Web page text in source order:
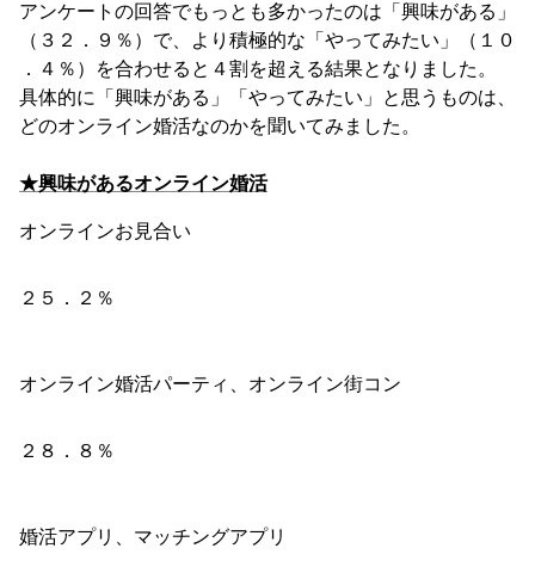
アンケートの回答でもっとも多かったのは「興味がある」
（３２．９％）で、より積極的な「やってみたい」（１０
．４％）を合わせると４割を超える結果となりました。
具体的に「興味がある」「やってみたい」と思うものは、
どのオンライン婚活なのかを聞いてみました。
★興味があるオンライン婚活
オンラインお見合い
２５．２％
オンライン婚活パーティ、オンライン街コン
２８．８％
婚活アプリ、マッチングアプリ